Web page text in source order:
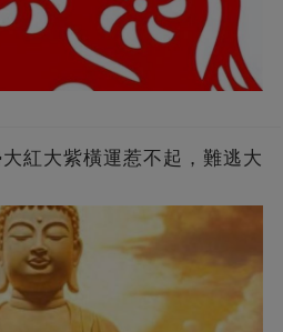
紅大紫橫運惹不起，難逃大